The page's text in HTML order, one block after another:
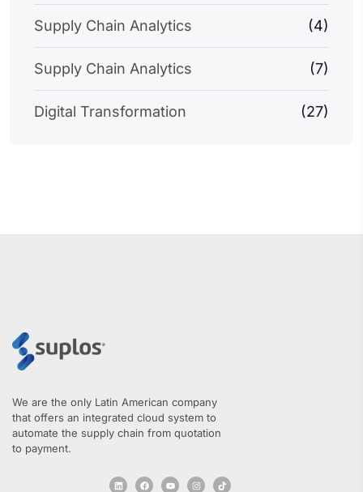
Supply Chain Analytics (4)
Supply Chain Analytics (7)
Digital Transformation (27)
We are the only Latin American company
that offers an integrated cloud system to
automate the supply chain from quotation
to payment.